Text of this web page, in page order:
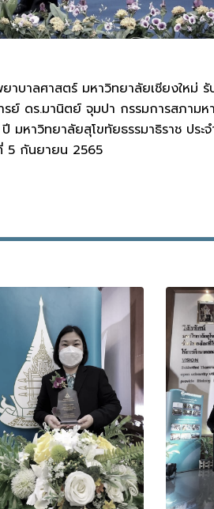
าลศาสตร์ มหาวิทยาลัยเชียงใหม่ รั
รย์ ดร.มานิตย์ จุมปา กรรมการสภา
มหาวิทยาลัยสุโขทัยธรรมาธิราช ประ
5 กันยายน 2565